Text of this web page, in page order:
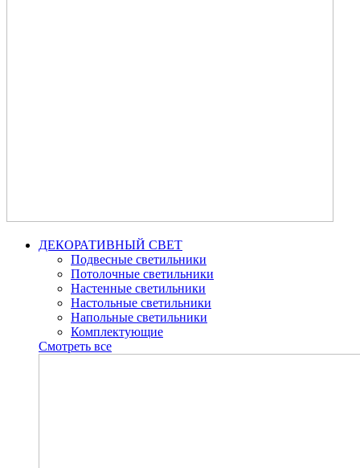
ДЕКОРАТИВНЫЙ СВЕТ
Подвесные светильники
Потолочные светильники
Настенные светильники
Настольные светильники
Напольные светильники
Комплектующие
Смотреть все